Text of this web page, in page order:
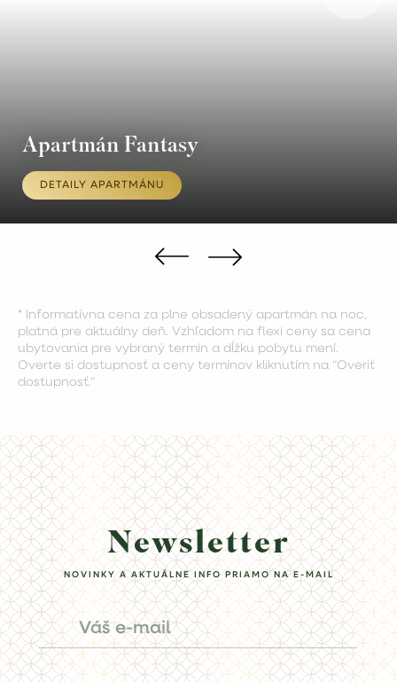
Apartmán Fantasy
DETAILY APARTMÁNU
* Informatívna cena za plne obsadený apartmán na noc,
platná pre aktuálny deň. Vzhľadom na flexi ceny sa cena
ubytovania pre vybraný termín a dĺžku pobytu mení.
Overte si dostupnosť a ceny termínov kliknutím na "Overiť
dostupnosť."
Newsletter
NOVINKY A AKTUÁLNE INFO PRIAMO NA E-MAIL